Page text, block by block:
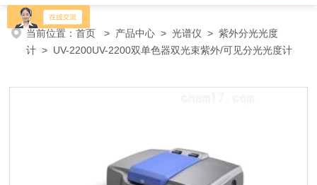
室产品。
当前位置：首页 > 产品中心 >光谱仪 >紫外分光光度
计 > UV-2200UV-2200双单色器双光束紫外/可见分光光度计